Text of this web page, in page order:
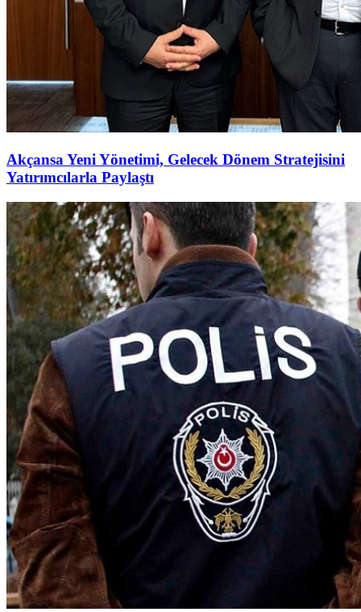
Akçansa Yeni Yönetimi, Gelecek Dönem Stratejisini
Yatırımcılarla Paylaştı